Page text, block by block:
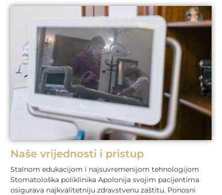
Naše vrijednosti i pristup
Stalnom edukacijom i najsuvremenijom tehnologijom
Stomatološka poliklinika Apolonija svojim pacijentima
osigurava najkvalitetniju zdravstvenu zaštitu. Ponosni